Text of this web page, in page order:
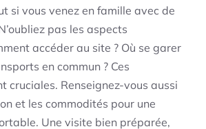
si vous venez en famille avec de
pas les aspects
accéder au site ? Où se garer
en commun ? Ces
cruciales. Renseignez-vous aussi
et les commodités pour une
Une visite bien préparée,